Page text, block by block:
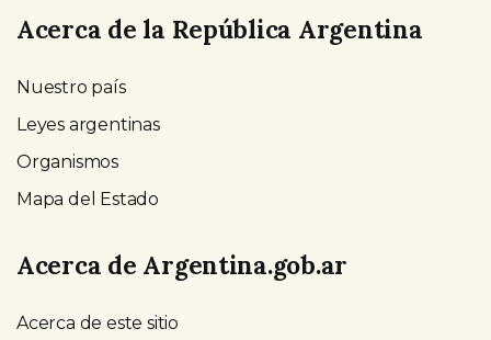
Acerca de la República Argentina
Nuestro país
Leyes argentinas
Organismos
Mapa del Estado
Acerca de Argentina.gob.ar
Acerca de este sitio